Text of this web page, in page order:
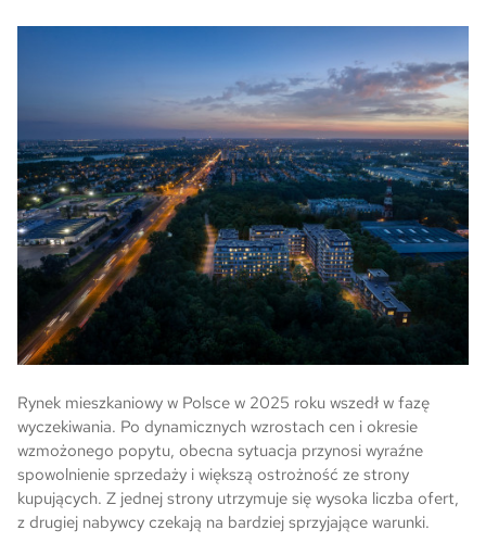
Rynek mieszkaniowy w Polsce w 2025 roku wszedł w fazę
wyczekiwania. Po dynamicznych wzrostach cen i okresie
wzmożonego popytu, obecna sytuacja przynosi wyraźne
spowolnienie sprzedaży i większą ostrożność ze strony
kupujących. Z jednej strony utrzymuje się wysoka liczba ofert,
z drugiej nabywcy czekają na bardziej sprzyjające warunki.